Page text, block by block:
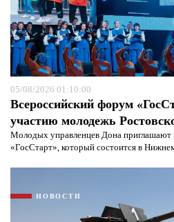
05/08/2026 01:10:00
Всероссийский форум
участию молодежь
Молодых управленцев Дона
«ГосСтарт», который состоится в
НОВОСТИ
Я согласен сполитикой
защиты информации*
Я согласен сполитикой
защиты информации*